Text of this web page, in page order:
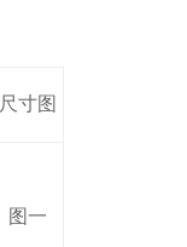
尺寸图
图一